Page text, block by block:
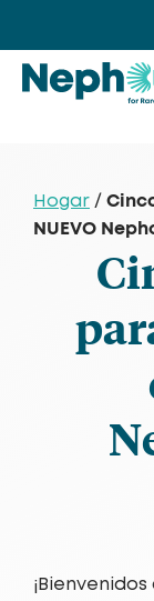
contenido
Hogar /
NUEVO